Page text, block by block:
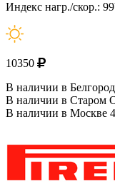
Индекс нагр./скор.:
10350
В наличии в
В наличии в Старом
В наличии в Москве